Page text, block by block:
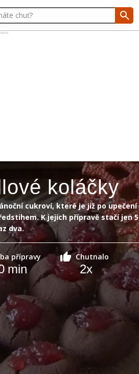
chuť?
koláčky
cukroví, které je již po upečení
K jejich přípravě stačí jen 5
dva.
přípravy
min
Chutnalo
2x